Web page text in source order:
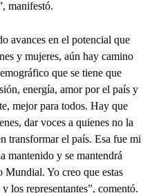
manifestó.
avances en el potencial que
y mujeres, aún hay camino
que se tiene que
energía, amor por el país y
mejor para todos. Hay que
dar voces a quienes no la
transformar el país. Esa fue mi
mantenido y se mantendrá
Mundial. Yo creo que estas
los representantes”, comentó.